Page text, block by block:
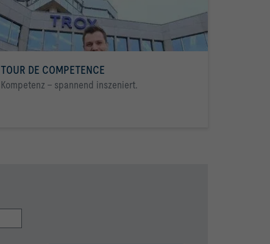
TOUR DE COMPETENCE
Kompetenz - spannend inszeniert.